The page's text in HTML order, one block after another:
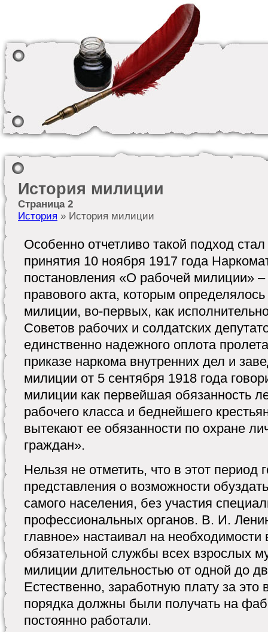
История милиции
Страница 2
История » История милиции
Особенно отчетливо такой подход
принятия 10 ноября 1917 года
постановления «О рабочей милиции»
правового акта, которым
милиции, во-первых, как
Советов рабочих и солдатских
единственно надежного оплота
приказе наркома внутренних дел и
милиции от 5 сентября 1918 года
милиции как первейшая обязанность
рабочего класса и беднейшего
вытекают ее обязанности по охране
граждан».
Нельзя не отметить, что в этот период
представления о возможности
самого населения, без участия
профессиональных органов. В. И.
главное» настаивал на
обязательной службы всех взрослых
милиции длительностью от одной до
Естественно, заработную плату за это
порядка должны были получать на
постоянно работали.